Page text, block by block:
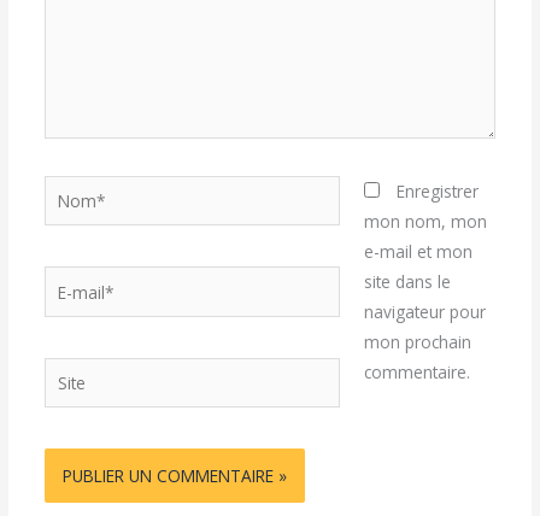
Nom*
mail*
Enregistrer
mon nom, mon
e-mail et mon
site dans le
navigateur pour
mon prochain
commentaire.